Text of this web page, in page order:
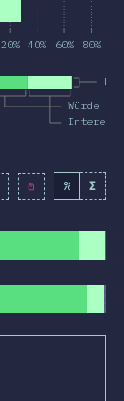
Würde
20% 40% 60% 80%
% Σ